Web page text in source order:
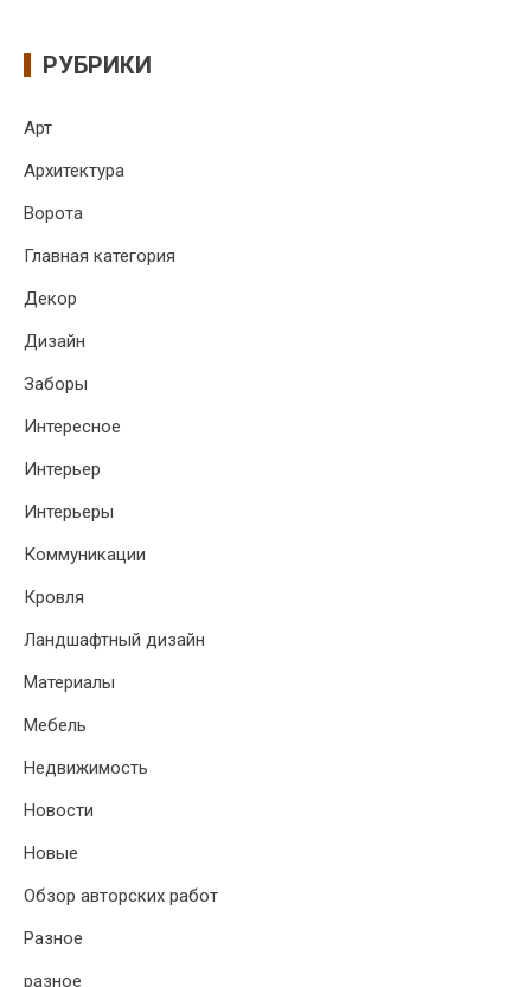
РУБРИКИ
Арт
Архитектура
Ворота
Главная категория
Декор
Дизайн
Заборы
Интересное
Интерьер
Интерьеры
Коммуникации
Кровля
Ландшафтный дизайн
Материалы
Мебель
Недвижимость
Новости
Новые
Обзор авторских работ
Разное
разное